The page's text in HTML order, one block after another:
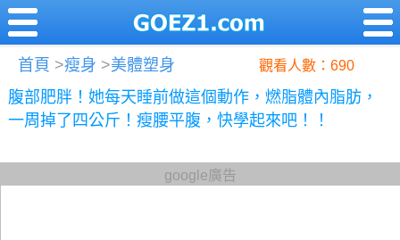
首頁 >瘦身 >美體塑身 觀看人數：690
腹部肥胖！她每天睡前做這個動作，燃脂體內脂肪，
一周掉了四公斤！瘦腰平腹，快學起來吧！！
google廣告